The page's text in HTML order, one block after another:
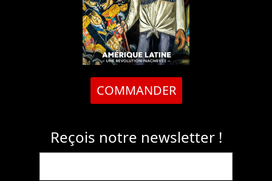
COMMANDER
Reçois notre newsletter !